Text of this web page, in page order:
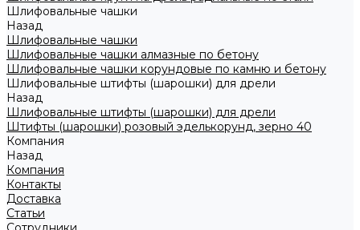
Шлифовальные чашки
Назад
Шлифовальные чашки
Шлифовальные чашки алмазные по бетону
Шлифовальные чашки корундовые по камню и бетону
Шлифовальные штифты (шарошки) для дрели
Назад
Шлифовальные штифты (шарошки) для дрели
Штифты (шарошки) розовый эделькорунд, зерно 40
Компания
Назад
Компания
Контакты
Доставка
Статьи